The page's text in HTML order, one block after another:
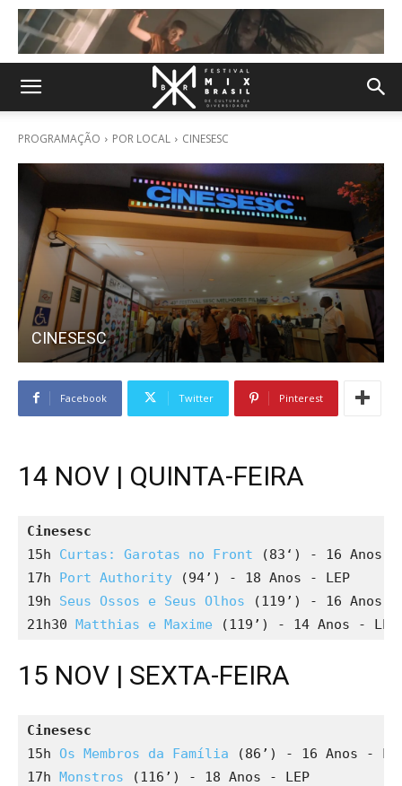
PROGRAMAÇÃO POR LOCAL CINESESC
CINESESC
Facebook Twitter Pinterest
14 NOV | QUINTA-FEIRA
Cinesesc
15h Curtas: Garotas no Front (83‘) - 16 Anos -
17h Port Authority (94’) - 18 Anos - LEP
19h Seus Ossos e Seus Olhos (119’) - 16 Anos
21h30 Matthias e Maxime (119’) - 14 Anos - LEP
15 NOV | SEXTA-FEIRA
Cinesesc
15h Os Membros da Família (86’) - 16 Anos -
17h Monstros (116’) - 18 Anos - LEP